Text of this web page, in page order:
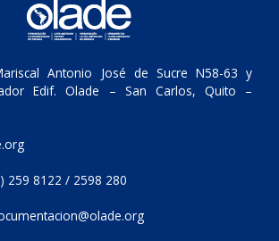
Antonio José de Sucre N58-63 y
Edif. Olade – San Carlos, Quito –
259 8122 / 2598 280